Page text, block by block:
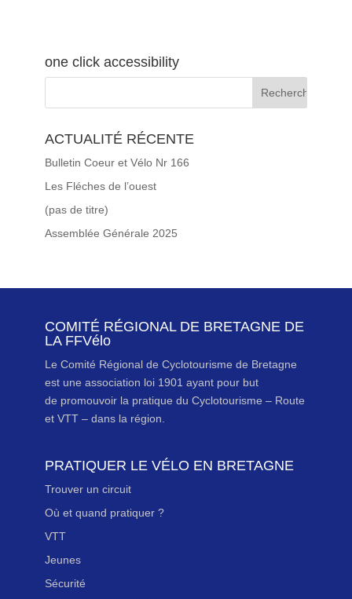
one click accessibility
ACTUALITÉ RÉCENTE
Bulletin Coeur et Vélo Nr 166
Les Fléches de l’ouest
(pas de titre)
Assemblée Générale 2025
COMITÉ RÉGIONAL DE BRETAGNE DE
LA FFVélo
Le Comité Régional de Cyclotourisme de Bretagne
est une association loi 1901 ayant pour but
de promouvoir la pratique du Cyclotourisme – Route
et VTT – dans la région.
PRATIQUER LE VÉLO EN BRETAGNE
Trouver un circuit
Où et quand pratiquer ?
VTT
Jeunes
Sécurité